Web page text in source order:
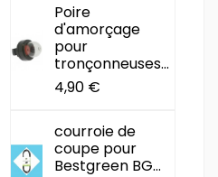
Poire
d'amorçage
pour
tronçonneuses...
4,90 €
courroie de
coupe pour
Bestgreen BG...